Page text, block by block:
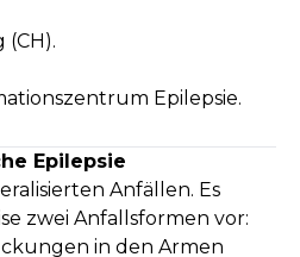
Epilepsie.
Epilepsie
Anfällen. Es
zwei Anfallsformen vor:
in den Armen